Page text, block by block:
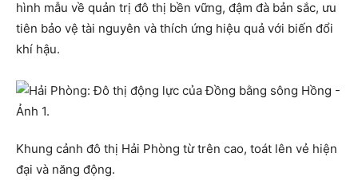
hình mẫu về quản trị đô thị bền vững, đậm đà bản sắc, ưu
tiên bảo vệ tài nguyên và thích ứng hiệu quả với biến đổi
khí hậu.
Khung cảnh đô thị Hải Phòng từ trên cao, toát lên vẻ hiện
đại và năng động.